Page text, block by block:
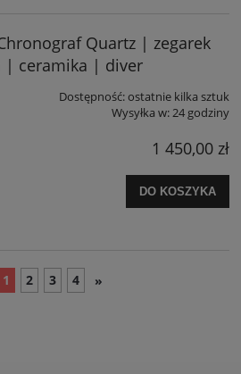
Quartz | zegarek
| ceramika | diver
Dostępność:ostatnie kilka sztuk
Wysyłka w:24 godziny
1 450,00 zł
DO KOSZYKA
1 2 3 4 »